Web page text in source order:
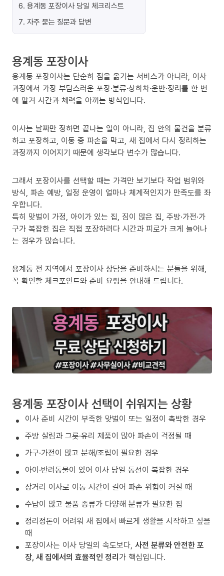
6. 용계동 포장이사 당일 체크리스트
7. 자주 묻는 질문과 답변
용계동 포장이사
용계동 포장이사는 단순히 짐을 옮기는 서비스가 아니라, 이사
과정에서 가장 부담스러운 포장·분류·상하차·운반·정리를 한 번
에 맡겨 시간과 체력을 아끼는 방식입니다.
이사는 날짜만 정하면 끝나는 일이 아니라, 집 안의 물건을 분류
하고 포장하고, 이동 중 파손을 막고, 새 집에서 다시 정리하는
과정까지 이어지기 때문에 생각보다 변수가 많습니다.
그래서 포장이사를 선택할 때는 가격만 보기보다 작업 범위와
방식, 파손 예방, 일정 운영이 얼마나 체계적인지가 만족도를 좌
우합니다.
특히 맞벌이 가정, 아이가 있는 집, 짐이 많은 집, 주방·가전·가
구가 복잡한 집은 직접 포장하려다 시간과 피로가 크게 늘어나
는 경우가 많습니다.
용계동 전 지역에서 포장이사 상담을 준비하시는 분들을 위해,
꼭 확인할 체크포인트와 준비 요령을 안내해 드립니다.
용계동 포장이사 선택이 쉬워지는 상황
이사 준비 시간이 부족한 맞벌이 또는 일정이 촉박한 경우
주방 살림과 그릇·유리 제품이 많아 파손이 걱정될 때
가구·가전이 많고 분해/조립이 필요한 경우
아이·반려동물이 있어 이사 당일 동선이 복잡한 경우
장거리 이사로 이동 시간이 길어 파손 위험이 커질 때
수납이 많고 물품 종류가 다양해 분류가 필요한 집
정리정돈이 어려워 새 집에서 빠르게 생활을 시작하고 싶을
때
포장이사는 이사 당일의 속도보다, 사전 분류와 안전한 포
장, 새 집에서의 효율적인 정리가 핵심입니다.